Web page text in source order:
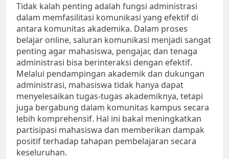
Tidak kalah penting adalah fungsi administrasi
dalam memfasilitasi komunikasi yang efektif di
antara komunitas akademika. Dalam proses
belajar online, saluran komunikasi menjadi sangat
penting agar mahasiswa, pengajar, dan tenaga
administrasi bisa berinteraksi dengan efektif.
Melalui pendampingan akademik dan dukungan
administrasi, mahasiswa tidak hanya dapat
menyelesaikan tugas-tugas akademiknya, tetapi
juga bergabung dalam komunitas kampus secara
lebih komprehensif. Hal ini bakal meningkatkan
partisipasi mahasiswa dan memberikan dampak
positif terhadap tahapan pembelajaran secara
keseluruhan.